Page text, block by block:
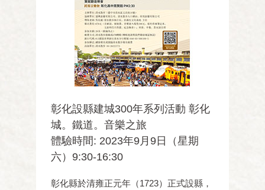
彰化設縣建城300年系列活動 彰化
城。鐵道。音樂之旅
體驗時間: 2023年9月9日（星期
六）9:30-16:30
彰化縣於清雍正元年（1723）正式設縣，